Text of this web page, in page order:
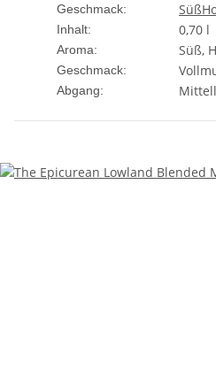
Geschmack: Süß
Inhalt: 0,70 l
Aroma: Süß,
Geschmack:
Abgang: